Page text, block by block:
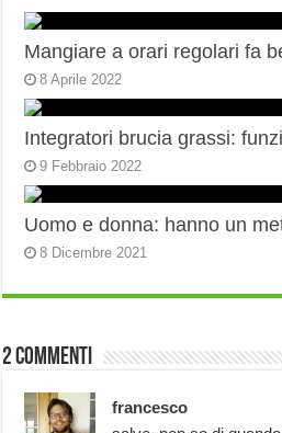
Mangiare a orari regolari fa
8 Aprile 2022
Integratori brucia grassi:
9 Febbraio 2022
Uomo e donna: hanno un
8 Dicembre 2021
2 commenti
francesco